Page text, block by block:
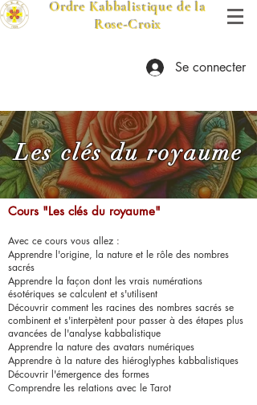
Ordre Kabbalistique de la
Rose-Croix
Se connecter
Les clés du royaume
Cours "Les clés du royaume"
Avec ce cours vous allez :
Apprendre l'origine, la nature et le rôle des nombres
sacrés
Apprendre la façon dont les vrais numérations
ésotériques se calculent et s'utilisent
Découvrir comment les racines des nombres sacrés se
combinent et s'interpètent pour passer à des étapes plus
avancées de l'analyse kabbalistique
Apprendre la nature des avatars numériques
Apprendre à la nature des hiéroglyphes kabbalistiques
Découvrir l'émergence des formes
Comprendre les relations avec le Tarot